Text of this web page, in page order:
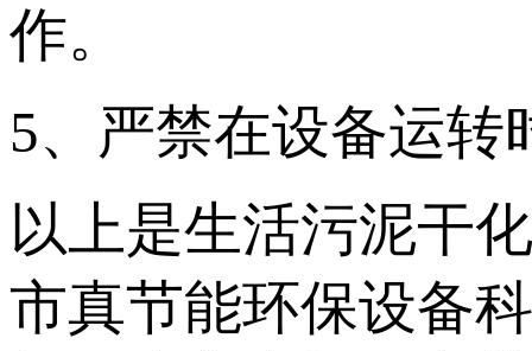
作。
5、严禁在设备运
以上是生活污泥干
市真节能环保设备